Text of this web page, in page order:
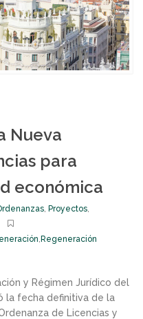
Nueva
para
económica
, Proyectos,
,Regeneración
y Régimen Jurídico del
la fecha definitiva de la
de Licencias y